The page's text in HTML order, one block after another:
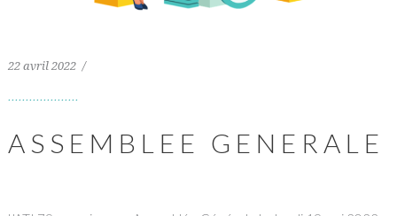
22 avril 2022
ASSEMBLEE GENERALE